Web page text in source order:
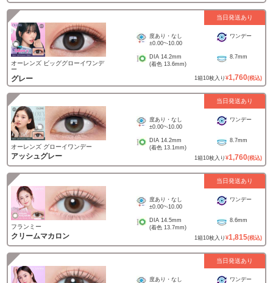
当日発送あり
オーレンズ ビッググローイワンデ
ー
グレー
度あり・なし
±0.00~-10.00
ワンデー
DIA 14.2mm
(着色 13.6mm)
8.7mm
1箱10枚入り ¥1,760(税込)
当日発送あり
オーレンズ グローイワンデー
アッシュグレー
度あり・なし
±0.00~-10.00
ワンデー
DIA 14.2mm
(着色 13.1mm)
8.7mm
1箱10枚入り ¥1,760(税込)
当日発送あり
フランミー
クリームマカロン
度あり・なし
±0.00~-10.00
ワンデー
DIA 14.5mm
(着色 13.7mm)
8.6mm
1箱10枚入り ¥1,815(税込)
当日発送あり
度あり・なし
ワンデー